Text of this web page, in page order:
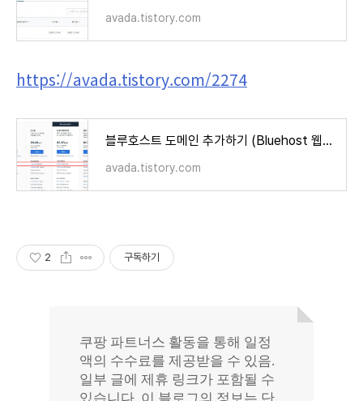
avada.tistory.com
https://avada.tistory.com/2274
블루호스트 도메인 추가하기 (Bluehost 웹호스팅)
avada.tistory.com
2 구독하기